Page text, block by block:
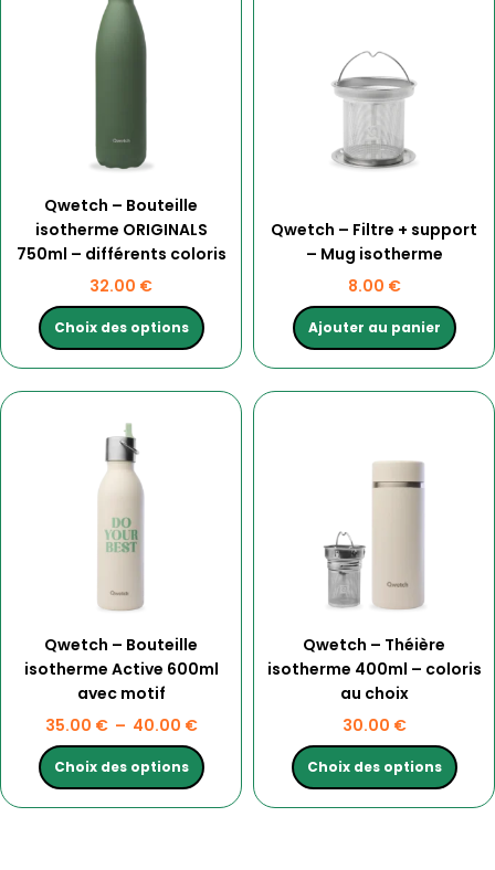
Qwetch – Bouteille
isotherme ORIGINALS
750ml – différents coloris
32.00 €
Choix des options
plusieurs
être
sur
la
page
du
produit
Qwetch – Filtre + support
– Mug isotherme
8.00 €
Ajouter au panier
Qwetch – Bouteille
isotherme Active 600ml
avec motif
35.00 € – 40.00 €
Plage
Choix des options
produit
a
plusieurs
Les
options
être
sur
la
page
du
produit
Qwetch – Théière
isotherme 400ml – coloris
au choix
30.00 €
Choix des options
sur
la
page
du
produit